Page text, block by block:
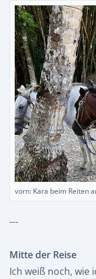
vorn: Kara beim Reiten
---
Mitte der Reise
Ich weiß noch, wie